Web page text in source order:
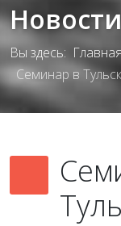
Вы здесь: Главная
Семинар в